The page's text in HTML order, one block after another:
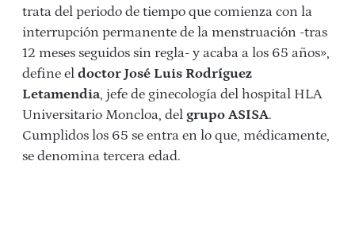
trata del periodo de tiempo que comienza con la
interrupción permanente de la menstruación -tras
12 meses seguidos sin regla- y acaba a los 65 años»,
define el doctor José Luis Rodríguez
Letamendia, jefe de ginecología del hospital HLA
Universitario Moncloa, del grupo ASISA.
Cumplidos los 65 se entra en lo que, médicamente,
se denomina tercera edad.